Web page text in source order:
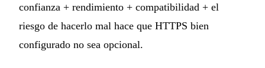
confianza + rendimiento + compatibilidad + el
riesgo de hacerlo mal hace que HTTPS bien
configurado no sea opcional.